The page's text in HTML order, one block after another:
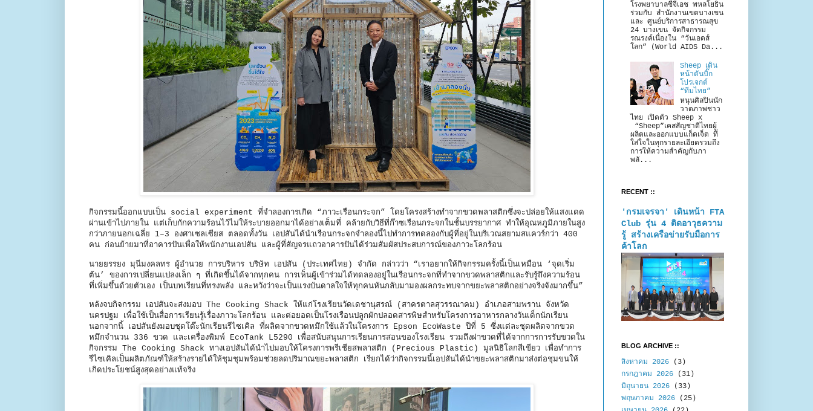
กิจกรรมนี้ออกแบบเป็น social experiment ที่จำลองการเกิด “ภาวะเรือนกระจก” โดยโครงสร้างทำจากขวดพลาสติกซึ่งจะปล่อยให้แสงแดด
ผ่านเข้าไปภายใน แต่เก็บกักความร้อนไว้ไม่ให้ระบายออกมาได้อย่างเต็มที่ คล้ายกับวิธีที่ก๊าซเรือนกระจกในชั้นบรรยากาศ ทำให้อุณหภูมิภายในสูง
กว่าภายนอกเฉลี่ย 1–3 องศาเซลเซียส ตลอดทั้งวัน เอปสันได้นำเรือนกระจกจำลองนี้ไปทำการทดลองกับผู้ที่อยู่ในบริเวณสยามสแควร์กว่า 400
คน ก่อนย้ายมาที่อาคารปันเพื่อให้พนักงานเอปสัน และผู้ที่สัญจรแถวอาคารปันได้ร่วมสัมผัสประสบการณ์ของภาวะโลกร้อน
นายยรรยง มุนีมงคลทร ผู้อำนวย การบริหาร บริษัท เอปสัน (ประเทศไทย) จำกัด กล่าวว่า “เราอยากให้กิจกรรมครั้งนี้เป็นเหมือน ‘จุดเริ่ม
ต้น’ ของการเปลี่ยนแปลงเล็ก ๆ ที่เกิดขึ้นได้จากทุกคน การเห็นผู้เข้าร่วมได้ทดลองอยู่ในเรือนกระจกที่ทำจากขวดพลาสติกและรับรู้ถึงความร้อน
ที่เพิ่มขึ้นด้วยตัวเอง เป็นบทเรียนที่ทรงพลัง และหวังว่าจะเป็นแรงบันดาลใจให้ทุกคนหันกลับมามองผลกระทบจากขยะพลาสติกอย่างจริงจังมากขึ้น”
หลังจบกิจกรรม เอปสันจะส่งมอบ The Cooking Shack ให้แก่โรงเรียนวัดเดชานุสรณ์ (สาครตาลสุวรรณาคม) อำเภอสามพราน จังหวัด
นครปฐม เพื่อใช้เป็นสื่อการเรียนรู้เรื่องภาวะโลกร้อน และต่อยอดเป็นโรงเรือนปลูกผักปลอดสารพิษสำหรับโครงการอาหารกลางวันเด็กนักเรียน
นอกจากนี้ เอปสันยังมอบชุดโต๊ะนักเรียนรีไซเคิล ที่ผลิตจากขวดหมึกใช้แล้วในโครงการ Epson EcoWaste ปีที่ 5 ซึ่งแต่ละชุดผลิตจากขวด
หมึกจำนวน 336 ขวด และเครื่องพิมพ์ EcoTank L5290 เพื่อสนับสนุนการเรียนการสอนของโรงเรียน รวมถึงฝาขวดที่ได้จากการการรับขวดใน
กิจกรรม The Cooking Shack ทางเอปสันได้นำไปมอบให้โครงการพรีเชียสพลาสติก (Precious Plastic) มูลนิธิโลกสีเขียว เพื่อทำการ
รีไซเคิลเป็นผลิตภัณฑ์ให้สร้างรายได้ให้ชุมชุมพร้อมช่วยลดปริมาณขยะพลาสติก เรียกได้ว่ากิจกรรมนี้เอปสันได้นำขยะพลาสติกมาส่งต่อชุมขนให้
เกิดประโยชน์สูงสุดอย่างแท้จริง
โรงพยาบาลซีจีเอช พหลโยธิน
ร่วมกับ สำนักงานเขตบางเขน
และ ศูนย์บริการสาธารณสุข
24 บางเขน จัดกิจกรรม
รณรงค์เนื่องใน “วันเอดส์
โลก” (World AIDS Da...
Sheep เดิน
หน้าดันบิ๊ก
โปรเจกต์
“ทีมไทย”
หนุนศิลปินนัก
วาดภาพชาว
ไทย เปิดตัว Sheep x
“Sheep”เคสสัญชาติไทยผู้
ผลิตและออกแบบแก็ดเจ็ต ที่
ใส่ใจในทุกรายละเอียดรวมถึง
การให้ความสำคัญกับภา
พลั...
RECENT ::
'กรมเจรจา' เดินหน้า FTA
Club รุ่น 4 ติดอาวุธความ
รู้ สร้างเครือข่ายรับมือการ
ค้าโลก
BLOG ARCHIVE ::
สิงหาคม 2026 (3)
กรกฎาคม 2026 (31)
มิถุนายน 2026 (33)
พฤษภาคม 2026 (25)